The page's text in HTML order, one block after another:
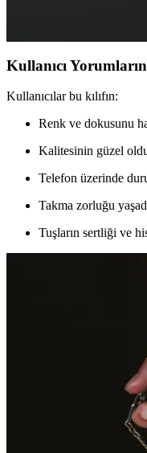
Samsung S7 Edge için
Kullanıcı
Kullanıcılar bu kılıfın:
Renk ve dokusunu
Kalitesinin güzel
Telefon üzerinde
Takma zorluğu
Tuşların sertliği ve